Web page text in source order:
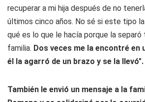
recuperar a mi hija después de no
últimos cinco años. No sé si este tipo
qué es lo que le hacía porque la
familia. Dos veces me la encontré en
él la agarró de un brazo y se la llevó".
También le envió un mensaje a la